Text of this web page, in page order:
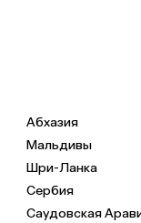
Абхазия
Мальдивы
Шри-Ланка
Сербия
Саудовская